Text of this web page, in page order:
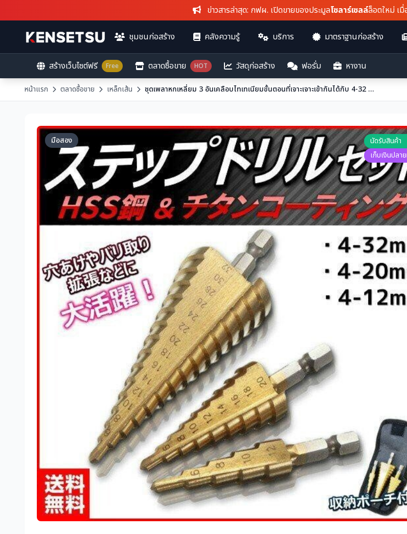
ข่าวสารล่าสุด: กฟผ. เปิดขายของประมูลโซลาร์เซลล์ล็อตใหม่ เมื่อวัน
ชุมชนก่อสร้าง คลังความรู้ บริการ มาตราฐานก่อสร้าง
สร้างเว็บไซต์ฟรี Free ตลาดซื้อขาย HOT วัสดุก่อสร้าง ฟอรั่ม หางาน
หน้าแรก ตลาดซื้อขาย เหล็กเส้น ชุดเพลาหกเหลี่ยม 3 อันเคลือบไทเทเนียมขั้นตอนที่เจาะเจาะเข้ากันได้กับ 4-32 มม
มือสอง
นัดรับสินค้า
เก็บเงินปลา